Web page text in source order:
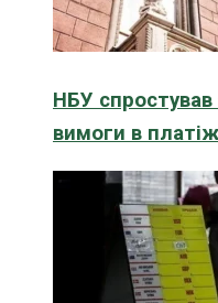
НБУ
вимоги в